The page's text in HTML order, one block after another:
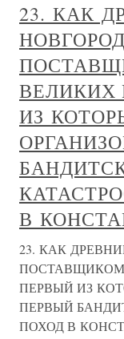
23. КАК
ВЕЛИКИХ
ИЗ
В
23. КАК
ПОСТАВЩИКОМ
ПЕРВЫЙ ИЗ
ПЕРВЫЙ
ПОХОД В